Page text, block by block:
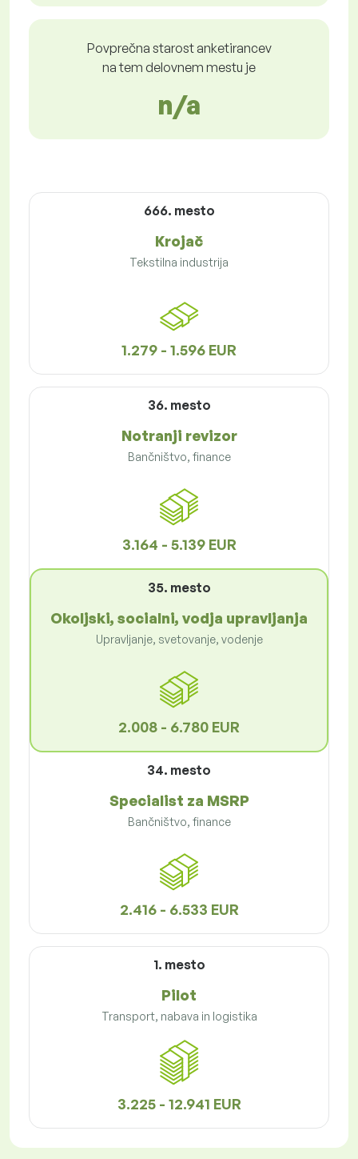
Povprečna starost anketirancev
na tem delovnem mestu je
n/a
666. mesto
Krojač
Tekstilna industrija
1.279 - 1.596 EUR
36. mesto
Notranji revizor
Bančništvo, finance
3.164 - 5.139 EUR
35. mesto
Okoljski, socialni, vodja upravljanja
Upravljanje, svetovanje, vodenje
2.008 - 6.780 EUR
34. mesto
Specialist za MSRP
Bančništvo, finance
2.416 - 6.533 EUR
1. mesto
Pilot
Transport, nabava in logistika
3.225 - 12.941 EUR